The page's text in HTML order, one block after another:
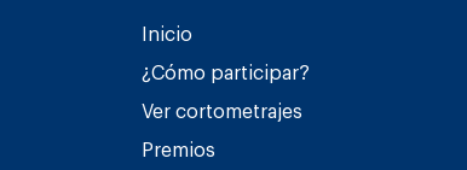
Inicio
¿Cómo participar?
Ver cortometrajes
Premios